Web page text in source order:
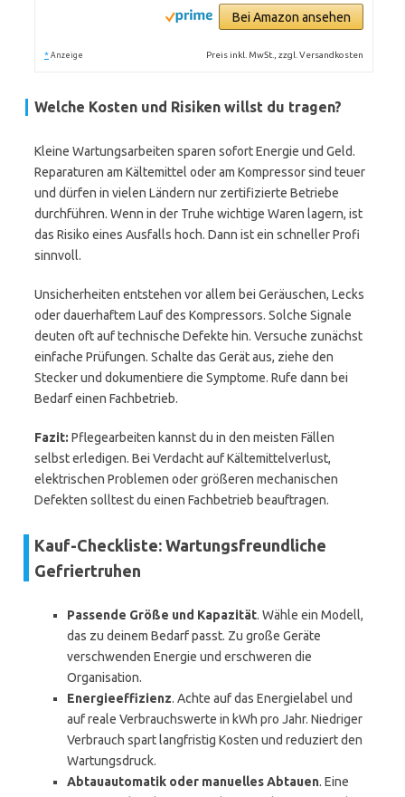
Bei Amazon ansehen
* Anzeige Preis inkl. MwSt., zzgl. Versandkosten
Welche Kosten und Risiken willst du tragen?
Kleine Wartungsarbeiten sparen sofort Energie und Geld.
Reparaturen am Kältemittel oder am Kompressor sind teuer
und dürfen in vielen Ländern nur zertifizierte Betriebe
durchführen. Wenn in der Truhe wichtige Waren lagern, ist
das Risiko eines Ausfalls hoch. Dann ist ein schneller Profi
sinnvoll.
Unsicherheiten entstehen vor allem bei Geräuschen, Lecks
oder dauerhaftem Lauf des Kompressors. Solche Signale
deuten oft auf technische Defekte hin. Versuche zunächst
einfache Prüfungen. Schalte das Gerät aus, ziehe den
Stecker und dokumentiere die Symptome. Rufe dann bei
Bedarf einen Fachbetrieb.
Fazit: Pflegearbeiten kannst du in den meisten Fällen
selbst erledigen. Bei Verdacht auf Kältemittelverlust,
elektrischen Problemen oder größeren mechanischen
Defekten solltest du einen Fachbetrieb beauftragen.
Kauf-Checkliste: Wartungsfreundliche
Gefriertruhen
Passende Größe und Kapazität. Wähle ein Modell,
das zu deinem Bedarf passt. Zu große Geräte
verschwenden Energie und erschweren die
Organisation.
Energieeffizienz. Achte auf das Energielabel und
auf reale Verbrauchswerte in kWh pro Jahr. Niedriger
Verbrauch spart langfristig Kosten und reduziert den
Wartungsdruck.
Abtauautomatik oder manuelles Abtauen. Eine